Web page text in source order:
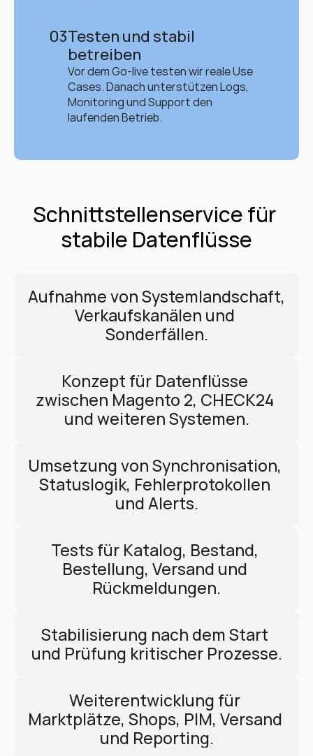
03Testen und stabil
betreiben
Vor dem Go-live testen wir reale Use
Cases. Danach unterstützen Logs,
Monitoring und Support den
laufenden Betrieb.
Schnittstellenservice für
stabile Datenflüsse
Aufnahme von Systemlandschaft,
Verkaufskanälen und
Sonderfällen.
Konzept für Datenflüsse
zwischen Magento 2, CHECK24
und weiteren Systemen.
Umsetzung von Synchronisation,
Statuslogik, Fehlerprotokollen
und Alerts.
Tests für Katalog, Bestand,
Bestellung, Versand und
Rückmeldungen.
Stabilisierung nach dem Start
und Prüfung kritischer Prozesse.
Weiterentwicklung für
Marktplätze, Shops, PIM, Versand
und Reporting.